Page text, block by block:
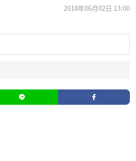
2018年06月02日 13:00